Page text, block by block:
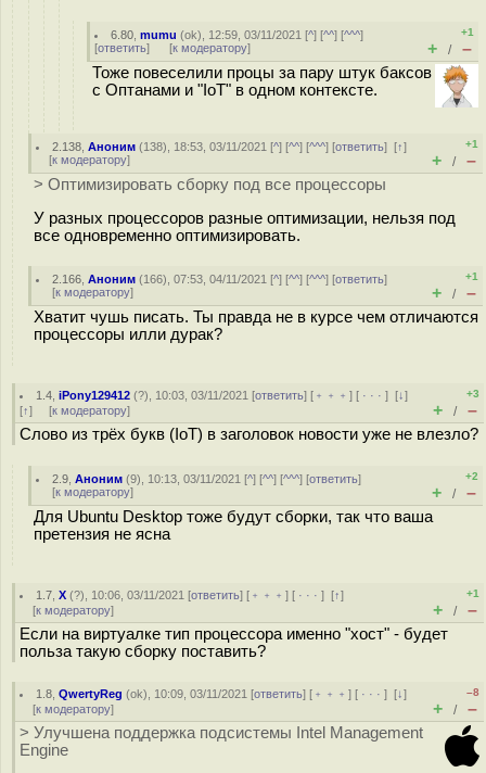
6.80 ,mumu (ok), 12:59, 03/11/2021 [^] [^^] [^^^]
[ответить] [к модератору]
+1
+ / –
Тоже повеселили процы за пару штук баксов
с Оптанами и "IoT" в одном контексте.
2.138 ,Аноним (138), 18:53, 03/11/2021 [^] [^^] [^^^] [ответить][↑]
[к модератору]
+1
+ / –
> Оптимизировать сборку под все процессоры
У разных процессоров разные оптимизации, нельзя под
все одновременно оптимизировать.
2.166 ,Аноним (166), 07:53, 04/11/2021 [^] [^^] [^^^] [ответить]
[к модератору]
+1
+ / –
Хватит чушь писать. Ты правда не в курсе чем отличаются
процессоры илли дурак?
1.4 ,iPony129412 (?), 10:03, 03/11/2021 [ответить] [ ﹢﹢﹢] [ · · ·][↓]
[↑] [к модератору]
+3
+ / –
Слово из трёх букв (IoT) в заголовок новости уже не влезло?
2.9 ,Аноним (9), 10:13, 03/11/2021 [^] [^^] [^^^] [ответить]
[к модератору]
+2
+ / –
Для Ubuntu Desktop тоже будут сборки, так что ваша
претензия не ясна
1.7 ,Х (?), 10:06, 03/11/2021 [ответить] [ ﹢﹢﹢] [ · · ·][↑]
[к модератору]
+1
+ / –
Если на виртуалке тип процессора именно "хост" - будет
польза такую сборку поставить?
1.8 ,QwertyReg (ok), 10:09, 03/11/2021 [ответить] [ ﹢﹢﹢] [ · · ·][↓]
[к модератору]
–8
+ / –
> Улучшена поддержка подсистемы Intel Management
Engine